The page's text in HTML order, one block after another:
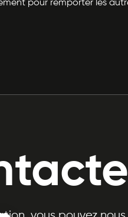
pour remporter les